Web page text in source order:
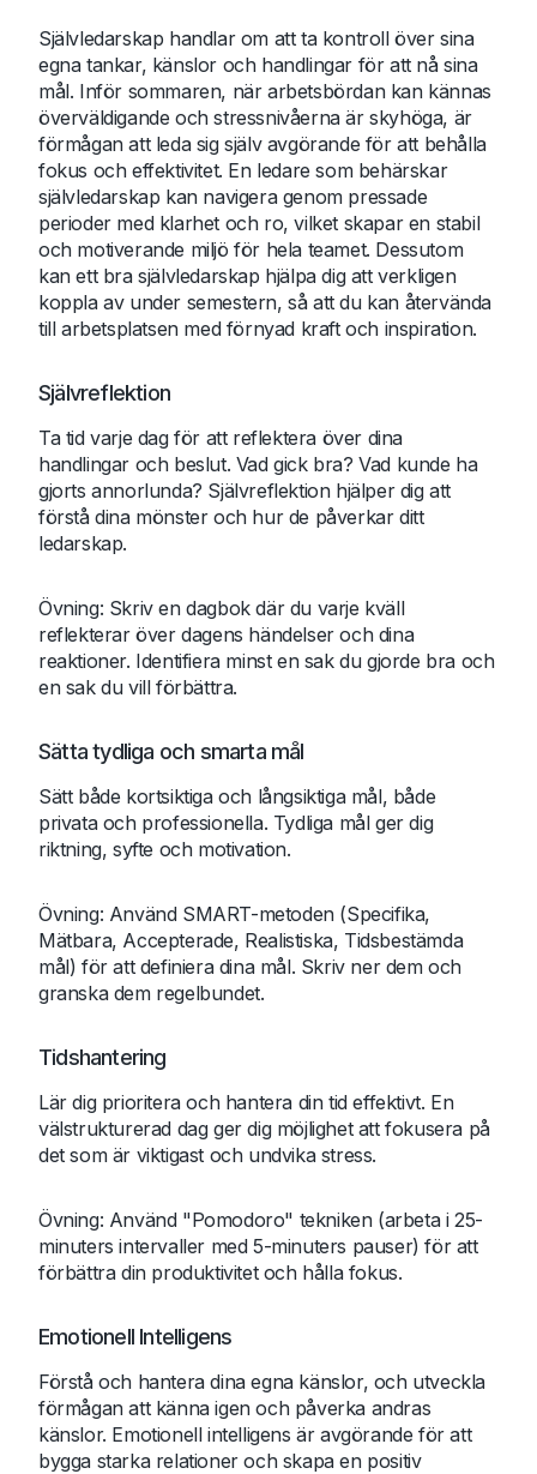
Självledarskap handlar om att ta kontroll över sina
egna tankar, känslor och handlingar för att nå sina
mål. Inför sommaren, när arbetsbördan kan kännas
överväldigande och stressnivåerna är skyhöga, är
förmågan att leda sig själv avgörande för att behålla
fokus och effektivitet. En ledare som behärskar
självledarskap kan navigera genom pressade
perioder med klarhet och ro, vilket skapar en stabil
och motiverande miljö för hela teamet. Dessutom
kan ett bra självledarskap hjälpa dig att verkligen
koppla av under semestern, så att du kan återvända
till arbetsplatsen med förnyad kraft och inspiration.
Självreflektion
Ta tid varje dag för att reflektera över dina
handlingar och beslut. Vad gick bra? Vad kunde ha
gjorts annorlunda? Självreflektion hjälper dig att
förstå dina mönster och hur de påverkar ditt
ledarskap.
Övning: Skriv en dagbok där du varje kväll
reflekterar över dagens händelser och dina
reaktioner. Identifiera minst en sak du gjorde bra och
en sak du vill förbättra.
Sätta tydliga och smarta mål
Sätt både kortsiktiga och långsiktiga mål, både
privata och professionella. Tydliga mål ger dig
riktning, syfte och motivation.
Övning: Använd SMART-metoden (Specifika,
Mätbara, Accepterade, Realistiska, Tidsbestämda
mål) för att definiera dina mål. Skriv ner dem och
granska dem regelbundet.
Tidshantering
Lär dig prioritera och hantera din tid effektivt. En
välstrukturerad dag ger dig möjlighet att fokusera på
det som är viktigast och undvika stress.
Övning: Använd "Pomodoro" tekniken (arbeta i 25-
minuters intervaller med 5-minuters pauser) för att
förbättra din produktivitet och hålla fokus.
Emotionell Intelligens
Förstå och hantera dina egna känslor, och utveckla
förmågan att känna igen och påverka andras
känslor. Emotionell intelligens är avgörande för att
bygga starka relationer och skapa en positiv